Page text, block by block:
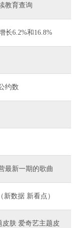
教育查询
长6.2%和16.8%
约数
最新一期的歌曲
数据 新看点）
皮肤 爱奇艺主题皮